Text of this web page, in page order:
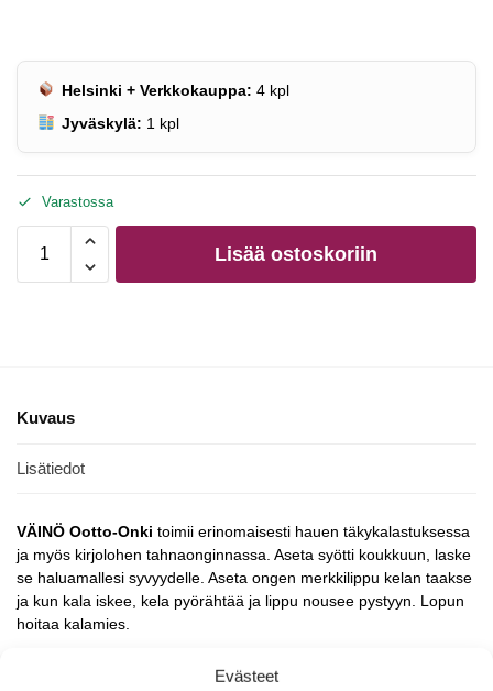
Evästeet
Helsinki + Verkkokauppa: 4 kpl
Jyväskylä: 1 kpl
Varastossa
Lisää ostoskoriin
Kuvaus
Lisätiedot
VÄINÖ Ootto-Onki toimii erinomaisesti hauen täkykalastuksessa
ja myös kirjolohen tahnaonginnassa. Aseta syötti koukkuun, laske
se haluamallesi syvyydelle. Aseta ongen merkkilippu kelan taakse
ja kun kala iskee, kela pyörähtää ja lippu nousee pystyyn. Lopun
hoitaa kalamies.